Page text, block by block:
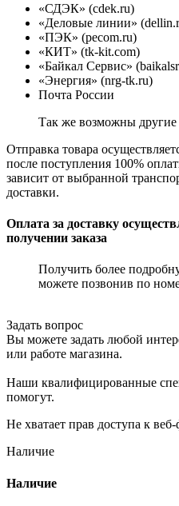
«СДЭК» (cdek.ru)
«Деловые линии»
«ПЭК» (pecom.ru)
«КИТ» (tk-kit.com)
«Байкал Сервис»
«Энергия» (nrg-tk.ru)
Почта России
Так же возможны
Отправка товара
после поступления 100%
зависит от выбранной
доставки.
Оплата за доставку
получении заказа
Получить более
можете позвонив по
Задать вопрос
Вы можете задать любой
или работе магазина.
Наши квалифицированные
помогут.
Не хватает прав доступа к
Наличие
Наличие